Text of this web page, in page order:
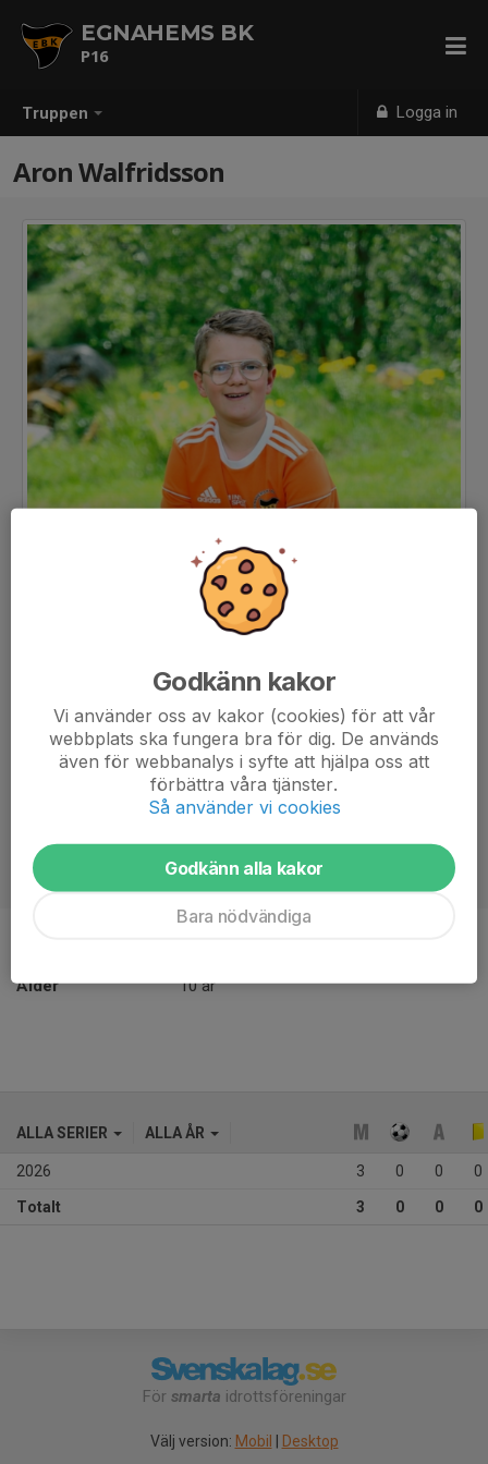
Truppen Logga in
EGNAHEMS BK
P16
Aron Walfridsson
Ålder
10 år
ALLA SERIER ALLA ÅR
2026 3 0 0 0
Totalt 3 0 0 0
För smarta idrottsföreningar
Välj version: Mobil Desktop
Godkänn kakor
Vi använder oss av kakor (cookies) för att vår
webbplats ska fungera bra för dig. De används
även för webbanalys i syfte att hjälpa oss att
förbättra våra tjänster.
Så använder vi cookies
Godkänn alla kakor
Bara nödvändiga